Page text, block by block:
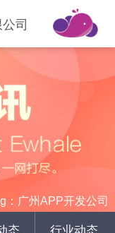
司
：广州APP开发公司